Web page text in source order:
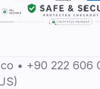
• +90 222 606